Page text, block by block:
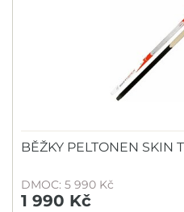
BĚŽKY PELTONEN SKIN
DMOC: 5 990 Kč
1 990 Kč